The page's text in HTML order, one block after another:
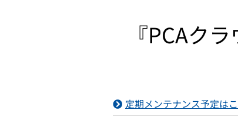
な機能をオプション追加できます。
『PCAク
定期メンテナンス予定は